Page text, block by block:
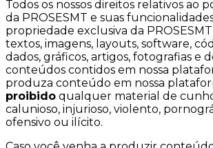
Todos os nossos direitos relativos ao
da PROSESMT e suas
propriedade exclusiva da
textos, imagens, layouts, software,
dados, gráficos, artigos, fotografias e
conteúdos contidos em nossa
produza conteúdo em nossa
proibido qualquer material de
calunioso, injurioso, violento,
ofensivo ou ilícito.